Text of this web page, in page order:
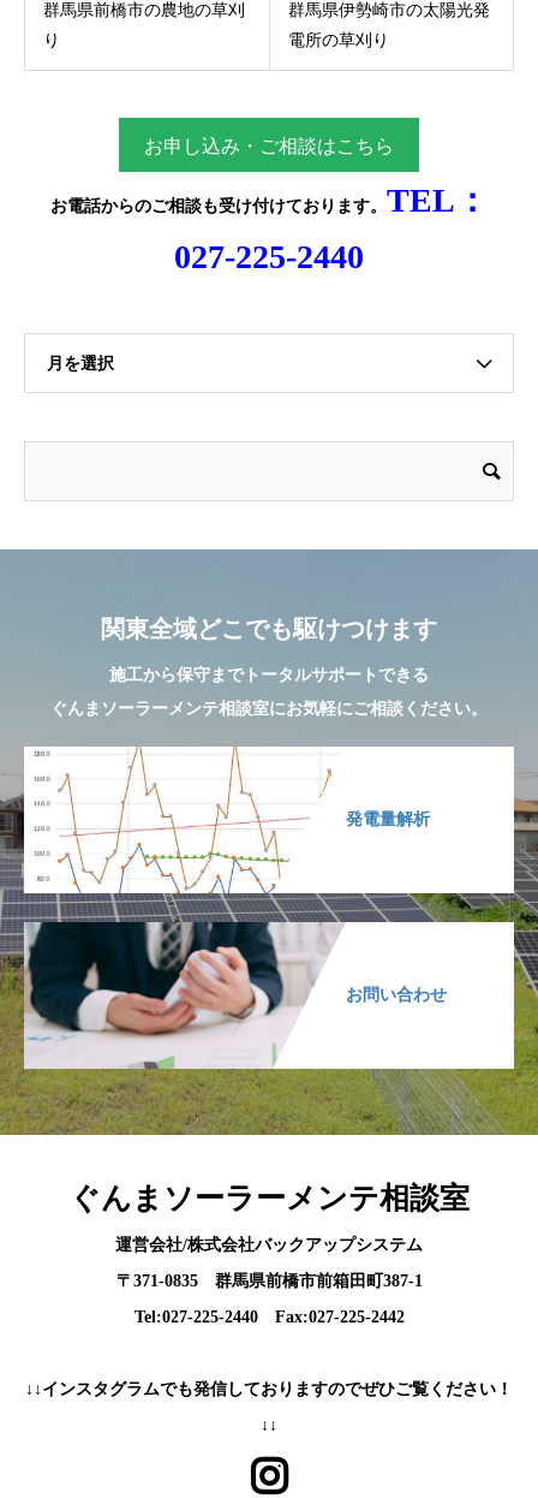
群馬県前橋市の農地の草刈
り
群馬県伊勢崎市の太陽光発
電所の草刈り
お申し込み・ご相談はこちら
お電話からのご相談も受け付けております。 TEL：
027-225-2440
月を選択
関東全域どこでも駆けつけます
施工から保守までトータルサポートできる
ぐんまソーラーメンテ相談室にお気軽にご相談ください。
発電量解析
お問い合わせ
ぐんまソーラーメンテ相談室
運営会社/株式会社バックアップシステム
〒371-0835 群馬県前橋市前箱田町387-1
Tel:027-225-2440 Fax:027-225-2442
↓↓インスタグラムでも発信しておりますのでぜひご覧ください！
↓↓